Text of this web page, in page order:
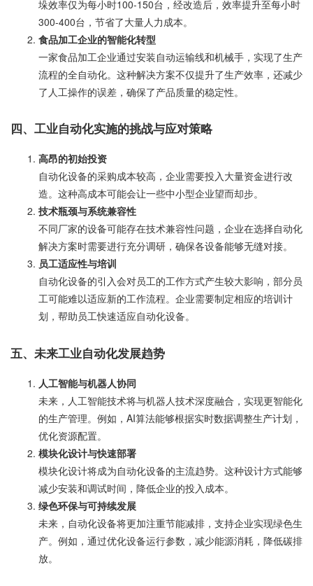
垛效率仅为每小时100-150台，经改造后，效率提升至每小时
300-400台，节省了大量人力成本。
食品加工企业的智能化转型
一家食品加工企业通过安装自动运输线和机械手，实现了生产
流程的全自动化。这种解决方案不仅提升了生产效率，还减少
了人工操作的误差，确保了产品质量的稳定性。
四、工业自动化实施的挑战与应对策略
高昂的初始投资
自动化设备的采购成本较高，企业需要投入大量资金进行改
造。这种高成本可能会让一些中小型企业望而却步。
技术瓶颈与系统兼容性
不同厂家的设备可能存在技术兼容性问题，企业在选择自动化
解决方案时需要进行充分调研，确保各设备能够无缝对接。
员工适应性与培训
自动化设备的引入会对员工的工作方式产生较大影响，部分员
工可能难以适应新的工作流程。企业需要制定相应的培训计
划，帮助员工快速适应自动化设备。
五、未来工业自动化发展趋势
人工智能与机器人协同
未来，人工智能技术将与机器人技术深度融合，实现更智能化
的生产管理。例如，AI算法能够根据实时数据调整生产计划，
优化资源配置。
模块化设计与快速部署
模块化设计将成为自动化设备的主流趋势。这种设计方式能够
减少安装和调试时间，降低企业的投入成本。
绿色环保与可持续发展
未来，自动化设备将更加注重节能减排，支持企业实现绿色生
产。例如，通过优化设备运行参数，减少能源消耗，降低碳排
放。